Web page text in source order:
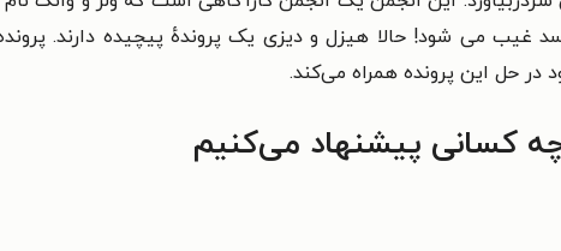
غیب می شود! حالا هیزل و دیزی یک پرونده‌ٔ پیچیده دارند.
در حل این پرونده همراه می‌کند.
چه کسانی پیشنهاد می‌کنیم